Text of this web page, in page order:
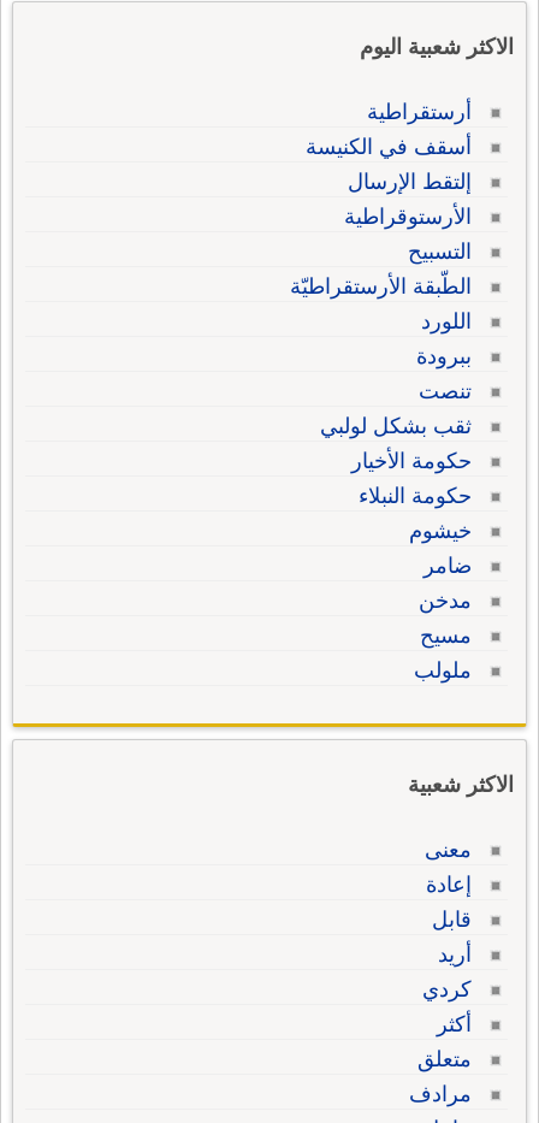
الاكثر شعبية اليوم
أرستقراطية
أسقف في الكنيسة
إلتقط الإرسال
الأرستوقراطية
التسبيح
الطّبقة الأرستقراطيّة
اللورد
ببرودة
تنصت
ثقب بشكل لولبي
حكومة الأخيار
حكومة النبلاء
خيشوم
ضامر
مدخن
مسيح
ملولب
الاكثر شعبية
معنى
إعادة
قابل
أريد
كردي
أكثر
متعلق
مرادف